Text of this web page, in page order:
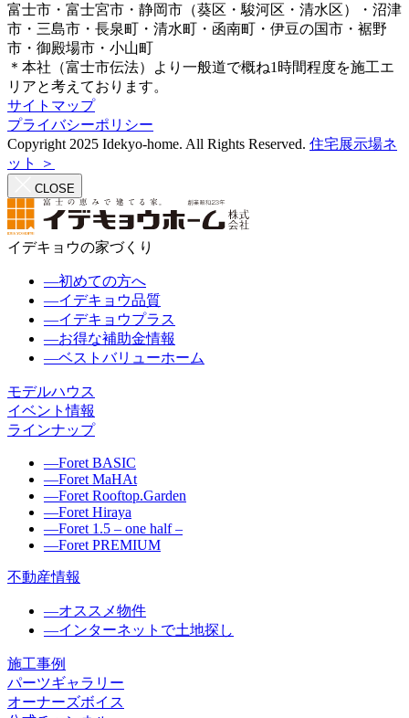
富士市・富士宮市・静岡市（葵区・駿河区・清水区）・沼津
市・三島市・長泉町・清水町・函南町・伊豆の国市・裾野
市・御殿場市・小山町
＊本社（富士市伝法）より一般道で概ね1時間程度を施工エ
リアと考えております。
サイトマップ
プライバシーポリシー
Copyright 2025 Idekyo-home. All Rights Reserved. 住宅展示場ネ
ット ＞
CLOSE
イデキョウの家づくり
―初めての方へ
―イデキョウ品質
―イデキョウプラス
―お得な補助金情報
―ベストバリューホーム
モデルハウス
イベント情報
ラインナップ
―Foret BASIC
―Foret MaHAt
―Foret Rooftop.Garden
―Foret Hiraya
―Foret 1.5 – one half –
―Foret PREMIUM
不動産情報
―オススメ物件
―インターネットで土地探し
施工事例
パーツギャラリー
オーナーズボイス